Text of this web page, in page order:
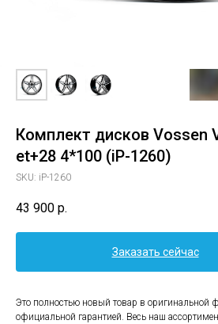
Комплект дисков Vossen
et+28 4*100 (iP-1260)
SKU: iP-1260
43 900 р.
Заказать сейчас
Это полностью новый товар в оригинальной
официальной гарантией. Весь наш